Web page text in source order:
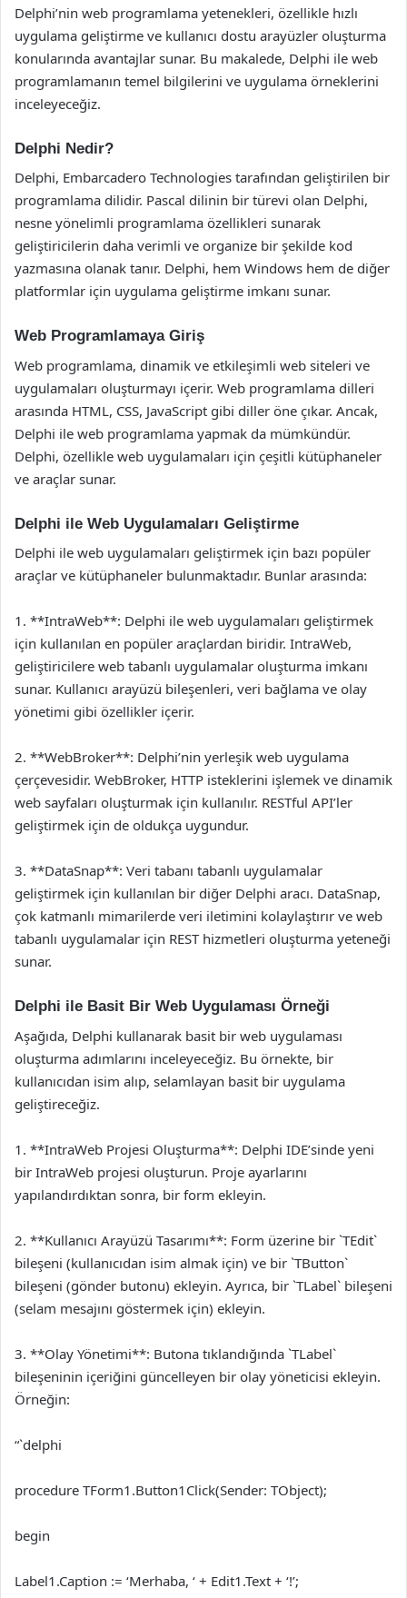
Delphi’nin web programlama yetenekleri, özellikle hızlı
uygulama geliştirme ve kullanıcı dostu arayüzler oluşturma
konularında avantajlar sunar. Bu makalede, Delphi ile web
programlamanın temel bilgilerini ve uygulama örneklerini
inceleyeceğiz.
Delphi Nedir?
Delphi, Embarcadero Technologies tarafından geliştirilen bir
programlama dilidir. Pascal dilinin bir türevi olan Delphi,
nesne yönelimli programlama özellikleri sunarak
geliştiricilerin daha verimli ve organize bir şekilde kod
yazmasına olanak tanır. Delphi, hem Windows hem de diğer
platformlar için uygulama geliştirme imkanı sunar.
Web Programlamaya Giriş
Web programlama, dinamik ve etkileşimli web siteleri ve
uygulamaları oluşturmayı içerir. Web programlama dilleri
arasında HTML, CSS, JavaScript gibi diller öne çıkar. Ancak,
Delphi ile web programlama yapmak da mümkündür.
Delphi, özellikle web uygulamaları için çeşitli kütüphaneler
ve araçlar sunar.
Delphi ile Web Uygulamaları Geliştirme
Delphi ile web uygulamaları geliştirmek için bazı popüler
araçlar ve kütüphaneler bulunmaktadır. Bunlar arasında:
1. **IntraWeb**: Delphi ile web uygulamaları geliştirmek
için kullanılan en popüler araçlardan biridir. IntraWeb,
geliştiricilere web tabanlı uygulamalar oluşturma imkanı
sunar. Kullanıcı arayüzü bileşenleri, veri bağlama ve olay
yönetimi gibi özellikler içerir.
2. **WebBroker**: Delphi’nin yerleşik web uygulama
çerçevesidir. WebBroker, HTTP isteklerini işlemek ve dinamik
web sayfaları oluşturmak için kullanılır. RESTful API’ler
geliştirmek için de oldukça uygundur.
3. **DataSnap**: Veri tabanı tabanlı uygulamalar
geliştirmek için kullanılan bir diğer Delphi aracı. DataSnap,
çok katmanlı mimarilerde veri iletimini kolaylaştırır ve web
tabanlı uygulamalar için REST hizmetleri oluşturma yeteneği
sunar.
Delphi ile Basit Bir Web Uygulaması Örneği
Aşağıda, Delphi kullanarak basit bir web uygulaması
oluşturma adımlarını inceleyeceğiz. Bu örnekte, bir
kullanıcıdan isim alıp, selamlayan basit bir uygulama
geliştireceğiz.
1. **IntraWeb Projesi Oluşturma**: Delphi IDE’sinde yeni
bir IntraWeb projesi oluşturun. Proje ayarlarını
yapılandırdıktan sonra, bir form ekleyin.
2. **Kullanıcı Arayüzü Tasarımı**: Form üzerine bir `TEdit`
bileşeni (kullanıcıdan isim almak için) ve bir `TButton`
bileşeni (gönder butonu) ekleyin. Ayrıca, bir `TLabel` bileşeni
(selam mesajını göstermek için) ekleyin.
3. **Olay Yönetimi**: Butona tıklandığında `TLabel`
bileşeninin içeriğini güncelleyen bir olay yöneticisi ekleyin.
Örneğin:
“`delphi
procedure TForm1.Button1Click(Sender: TObject);
begin
Label1.Caption := ‘Merhaba, ‘ + Edit1.Text + ‘!’;